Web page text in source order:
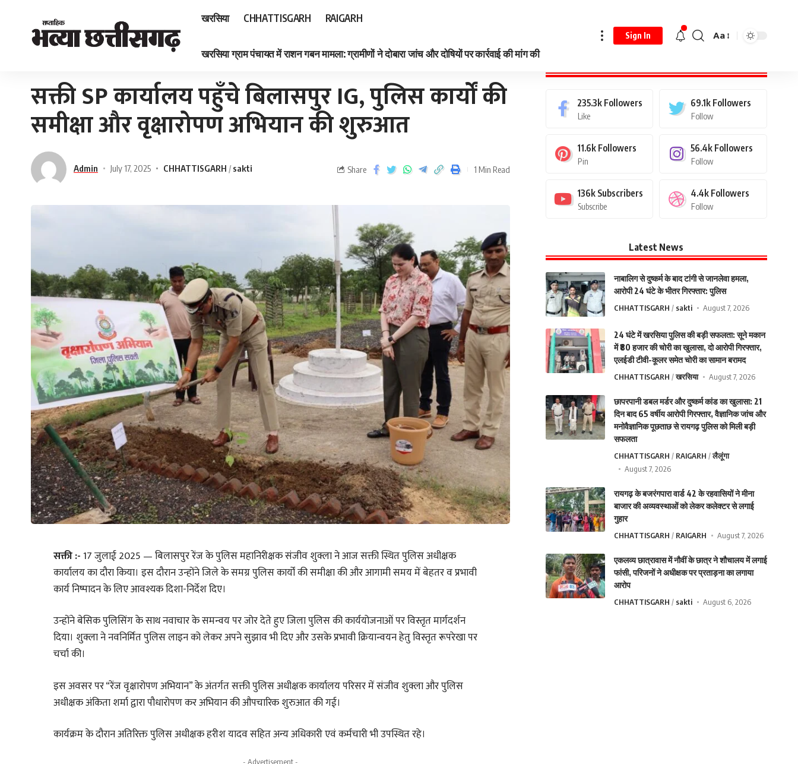
खरसिया CHHATTISGARH RAIGARH
खरसिया ग्राम पंचायत में राशन गबन मामला: ग्रामीणों ने दोबारा जांच और दोषियों पर कार्रवाई की मांग की
Sign In Aa
सक्ती SP कार्यालय पहुँचे बिलासपुर IG, पुलिस कार्यों की
समीक्षा और वृक्षारोपण अभियान की शुरुआत
Admin July 17, 2025 CHHATTISGARH sakti Share 1 Min Read
सक्ती :-17 जुलाई 2025 — बिलासपुर रेंज के पुलिस महानिरीक्षक संजीव शुक्ला ने आज सक्ती स्थित पुलिस अधीक्षक
कार्यालय का दौरा किया। इस दौरान उन्होंने जिले के समग्र पुलिस कार्यों की समीक्षा की और आगामी समय में बेहतर व प्रभावी
कार्य निष्पादन के लिए आवश्यक दिशा-निर्देश दिए।
उन्होंने बेसिक पुलिसिंग के साथ नवाचार के समन्वय पर जोर देते हुए जिला पुलिस की कार्ययोजनाओं पर विस्तृत मार्गदर्शन
दिया। शुक्ला ने नवनिर्मित पुलिस लाइन को लेकर अपने सुझाव भी दिए और उसके प्रभावी क्रियान्वयन हेतु विस्तृत रूपरेखा पर
चर्चा की।
इस अवसर पर “रेंज वृक्षारोपण अभियान” के अंतर्गत सक्ती पुलिस अधीक्षक कार्यालय परिसर में संजीव शुक्ला और पुलिस
अधीक्षक अंकिता शर्मा द्वारा पौधारोपण कर अभियान की औपचारिक शुरुआत की गई।
कार्यक्रम के दौरान अतिरिक्त पुलिस अधीक्षक हरीश यादव सहित अन्य अधिकारी एवं कर्मचारी भी उपस्थित रहे।
- Advertisement -
235.3k Followers
Like
69.1k Followers
Follow
11.6k Followers
Pin
56.4k Followers
Follow
136k Subscribers
Subscribe
4.4k Followers
Follow
Latest News
नाबालिग से दुष्कर्म के बाद टांगी से जानलेवा हमला,
आरोपी 24 घंटे के भीतर गिरफ्तार: पुलिस
CHHATTISGARH sakti August 7, 2026
24 घंटे में खरसिया पुलिस की बड़ी सफलता: सूने मकान
में ₹80 हजार की चोरी का खुलासा, दो आरोपी गिरफ्तार,
एलईडी टीवी-कूलर समेत चोरी का सामान बरामद
CHHATTISGARH खरसिया August 7, 2026
छापरपानी डबल मर्डर और दुष्कर्म कांड का खुलासा: 21
दिन बाद 65 वर्षीय आरोपी गिरफ्तार, वैज्ञानिक जांच और
मनोवैज्ञानिक पूछताछ से रायगढ़ पुलिस को मिली बड़ी
सफलता
CHHATTISGARH RAIGARH
लैलूंगा
August 7, 2026
रायगढ़ के बजरंगपारा वार्ड 42 के रहवासियों ने मीना
बाजार की अव्यवस्थाओं को लेकर कलेक्टर से लगाई
गुहार
CHHATTISGARH RAIGARH August 7, 2026
एकलव्य छात्रावास में नौवीं के छात्र ने शौचालय में लगाई
फांसी, परिजनों ने अधीक्षक पर प्रताड़ना का लगाया
आरोप
CHHATTISGARH sakti August 6, 2026